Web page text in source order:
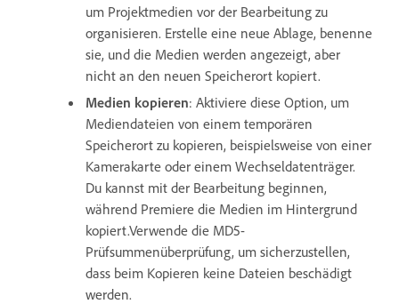
um Projektmedien vor der Bearbeitung zu
organisieren. Erstelle eine neue Ablage, benenne
sie, und die Medien werden angezeigt, aber
nicht an den neuen Speicherort kopiert.
Medien kopieren: Aktiviere diese Option, um
Mediendateien von einem temporären
Speicherort zu kopieren, beispielsweise von einer
Kamerakarte oder einem Wechseldatenträger.
Du kannst mit der Bearbeitung beginnen,
während Premiere die Medien im Hintergrund
kopiert.Verwende die MD5-
Prüfsummenüberprüfung, um sicherzustellen,
dass beim Kopieren keine Dateien beschädigt
werden.